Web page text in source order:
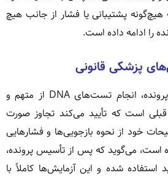
هیچ‌گونه پشتیبانی یا فشار از جانب هیچ
را ادامه داده است.
پزشکی قانونی
یکی از مهم‌ترین جزئیات پرونده، انجام تست‌های DNA از متهم و
است که تأیید می‌کند تجاوز صورت
خود از نحوه بازجویی‌ها و فشارهایی
است، می‌گوید که پس از تأسیس پرونده،
استفاده شده و این آزمایش‌ها کاملاً با